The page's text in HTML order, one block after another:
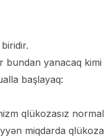
yanacaq kimi
başlayaq:
qlükozasız
miqdarda